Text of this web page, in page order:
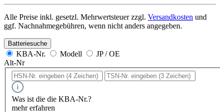
Alle Preise inkl. gesetzl. Mehrwertsteuer zzgl. Versandkosten und
ggf. Nachnahmegebühren, wenn nicht anders angegeben.
Batteriesuche
KBA-Nr. Modell
JP / OE
Alt-Nr
Was ist die die KBA-Nr.?
mehr erfahren